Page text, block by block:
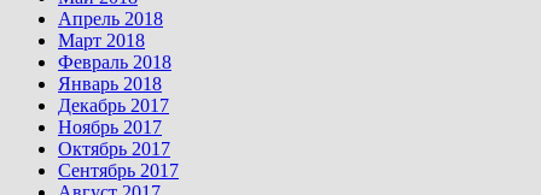
Апрель 2018
Март 2018
Февраль 2018
Январь 2018
Декабрь 2017
Ноябрь 2017
Октябрь 2017
Сентябрь 2017